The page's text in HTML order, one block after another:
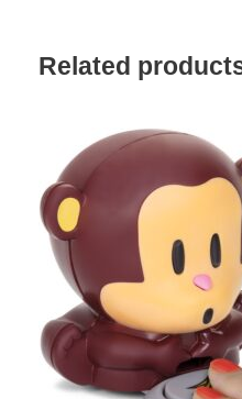
eRelated